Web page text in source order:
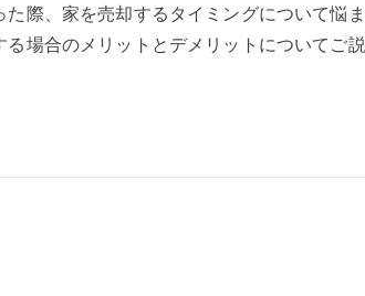
際、家を売却するタイミングについて悩
場合のメリットとデメリットについてご